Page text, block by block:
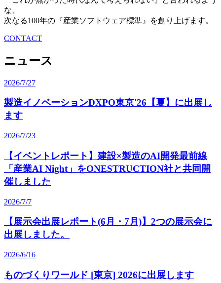
な、
次なる100年の『産業ソフトウェア標準』を創り上げます。
CONTACT
ニュース
2026/7/27
製造イノベーションDXPO東京'26【夏】に出展し
ます
2026/7/23
【イベントレポート】建設×製造のAI開発最前線
「産業AI Night」をONESTRUCTION社と共同開
催しました
2026/7/7
【展示会出展レポート(6月・7月)】2つの展示会に
出展しました。
2026/6/16
ものづくりワールド [東京] 2026に出展します